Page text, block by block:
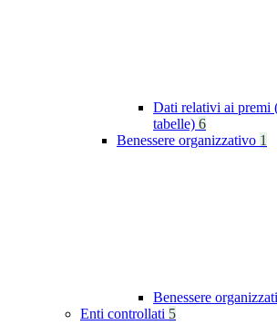
Dati relativi ai premi
tabelle) 6
Benessere organizzativo 1
Benessere
Enti controllati 5